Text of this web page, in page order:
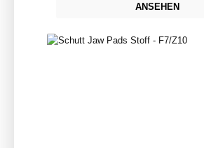
ANSEHEN